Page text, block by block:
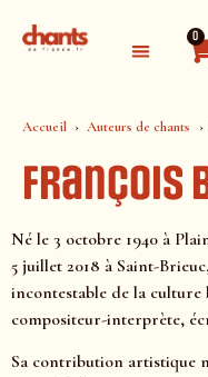
0
Accueil Auteurs de chants
François
Né le 3 octobre 1940 à
5 juillet 2018 à Saint-
incontestable de la
compositeur-interprète,
Sa contribution artistique